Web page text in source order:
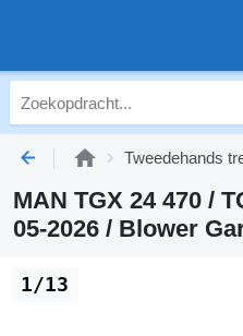
Tweedehands
MAN TGX 24 470 /
05-2026 / Blower
1/13